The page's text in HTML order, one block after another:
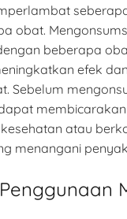
obat.
beberapa
efek
Sebelum
atau
menangani